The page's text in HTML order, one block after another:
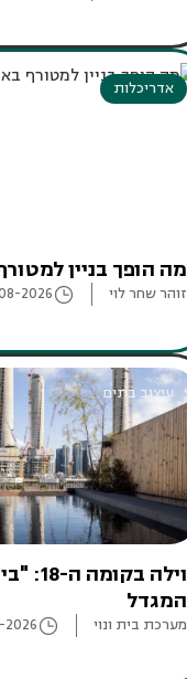
אדריכלות
מה הופך בניין
זוהר שחר לוי 2026
עיצוב בתים
וילה
המגדל
מערכת בית ונוי